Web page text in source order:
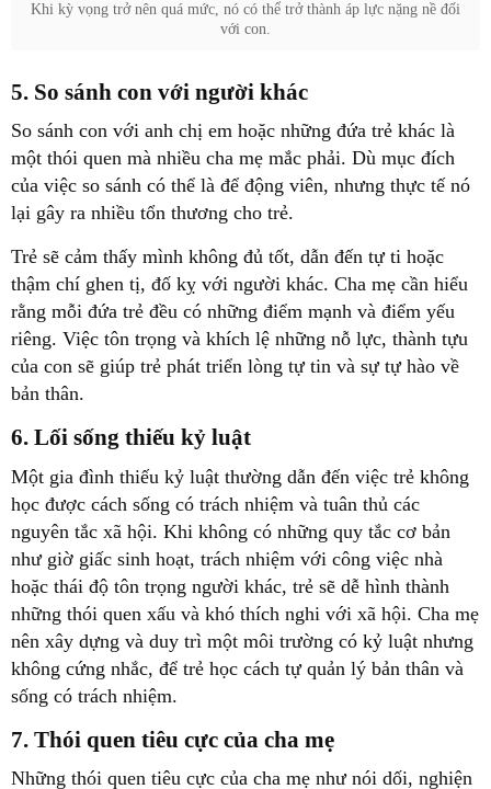
Khi kỳ vọng trở nên quá mức, nó có thể trở thành áp lực nặng nề đối
với con.
5. So sánh con với người khác
So sánh con với anh chị em hoặc những đứa trẻ khác là
một thói quen mà nhiều cha mẹ mắc phải. Dù mục đích
của việc so sánh có thể là để động viên, nhưng thực tế nó
lại gây ra nhiều tổn thương cho trẻ.
Trẻ sẽ cảm thấy mình không đủ tốt, dẫn đến tự ti hoặc
thậm chí ghen tị, đố kỵ với người khác. Cha mẹ cần hiểu
rằng mỗi đứa trẻ đều có những điểm mạnh và điểm yếu
riêng. Việc tôn trọng và khích lệ những nỗ lực, thành tựu
của con sẽ giúp trẻ phát triển lòng tự tin và sự tự hào về
bản thân.
6. Lối sống thiếu kỷ luật
Một gia đình thiếu kỷ luật thường dẫn đến việc trẻ không
học được cách sống có trách nhiệm và tuân thủ các
nguyên tắc xã hội. Khi không có những quy tắc cơ bản
như giờ giấc sinh hoạt, trách nhiệm với công việc nhà
hoặc thái độ tôn trọng người khác, trẻ sẽ dễ hình thành
những thói quen xấu và khó thích nghi với xã hội. Cha mẹ
nên xây dựng và duy trì một môi trường có kỷ luật nhưng
không cứng nhắc, để trẻ học cách tự quản lý bản thân và
sống có trách nhiệm.
7. Thói quen tiêu cực của cha mẹ
Những thói quen tiêu cực của cha mẹ như nói dối, nghiện